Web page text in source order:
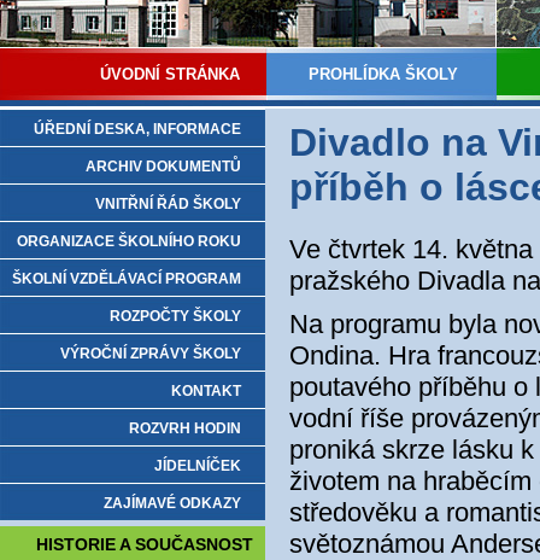
ÚVODNÍ STRÁNKA PROHLÍDKA ŠKOLY
Divadlo na
příběh o
Ve čtvrtek 14.
pražského Divadla
Na programu byla
Ondina. Hra
poutavého příběhu o
vodní říše
proniká skrze lásku
životem na
středověku a
světoznámou
ÚŘEDNÍ DESKA, INFORMACE
ARCHIV DOKUMENTŮ
VNITŘNÍ ŘÁD ŠKOLY
ORGANIZACE ŠKOLNÍHO ROKU
ŠKOLNÍ VZDĚLÁVACÍ PROGRAM
ROZPOČTY ŠKOLY
VÝROČNÍ ZPRÁVY ŠKOLY
KONTAKT
ROZVRH HODIN
JÍDELNÍČEK
ZAJÍMAVÉ ODKAZY
HISTORIE A SOUČASNOST